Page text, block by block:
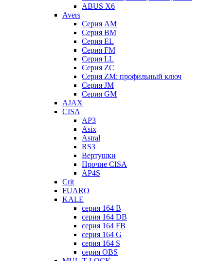
ABUS X6
Avers
Серия AM
Серия BM
Серия EL
Серия FM
Серия LL
Серия ZC
Серия ZM: профильный ключ
Серия JM
Серия GM
AJAX
CISA
AP3
Asix
Astral
RS3
Вертушки
Прочие CISA
AP4S
Crit
FUARO
KALE
серия 164 B
серия 164 DB
серия 164 FB
серия 164 G
серия 164 S
серия OBS